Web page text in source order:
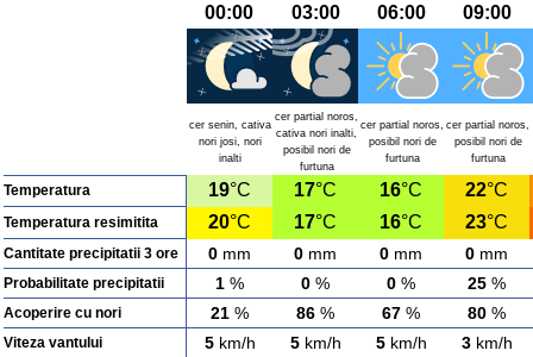
00:00 03:00 06:00 09:00
cer senin, cativa
nori josi, nori
inalti
cer partial noros,
cativa nori inalti,
posibil nori de
furtuna
cer partial noros,
posibil nori de
furtuna
cer partial noros,
posibil nori de
furtuna
Temperatura 19°C 17°C 16°C 22°C
Temperatura resimitita 20°C 17°C 16°C 23°C
Cantitate precipitatii 3 ore 0 mm 0 mm 0 mm 0 mm
Probabilitate precipitatii 1 % 0 % 0 % 25 %
Acoperire cu nori 21 % 86 % 67 % 80 %
Viteza vantului 5km/h 5km/h 5km/h 3km/h